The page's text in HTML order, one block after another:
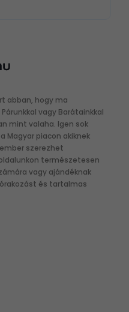
abban, hogy ma
vagy Barátainkkal
mint valaha. Igen sok
Magyar piacon akiknek
szerezhet
természetesen
vagy ajándéknak
és tartalmas